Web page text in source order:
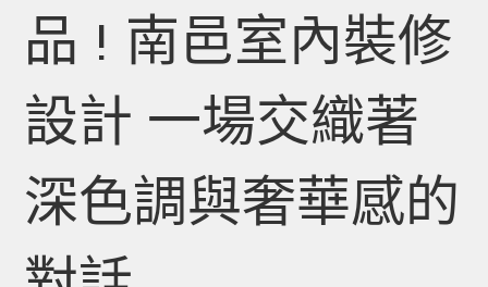
品 ! 南邑室內裝修
設計 一場交織著
深色調與奢華感的